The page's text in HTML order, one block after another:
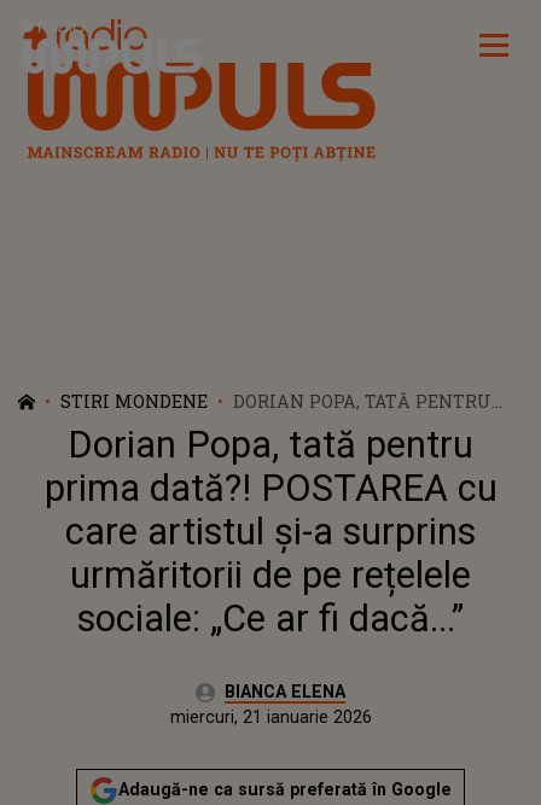
Radio Impuls
STIRI MONDENE
DORIAN POPA, TATĂ PENTRU
PRIMA DATĂ?! POSTAREA CU
CARE ARTISTUL ȘI-A SURPRINS
URMĂRITORII DE PE REȚELELE
SOCIALE: „CE AR FI DACĂ...”
Dorian Popa, tată pentru
prima dată?! POSTAREA cu
care artistul și-a surprins
urmăritorii de pe rețelele
sociale: „Ce ar fi dacă...”
Autor:BIANCA ELENA
miercuri, 21 ianuarie 2026
Actualizat:
miercuri, 21 ianuarie 2026
Adaugă-ne ca sursă preferată în Google